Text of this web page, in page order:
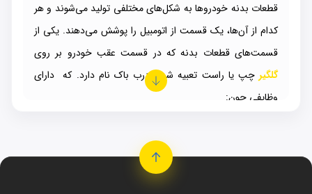
قطعات بدنه خودروها به شکل‌های مختلفی تولید می‌شوند و هر
کدام از آن‌ها، یک قسمت از اتومبیل را پوشش می‌دهند. یکی از
قسمت‌های قطعات بدنه که در قسمت عقب خودرو بر روی
گلگیر چپ یا راست تعبیه شده، درب باک نام دارد. که دارای
وظایفی چون:
خروج گاز بنزین حین سوختگیری